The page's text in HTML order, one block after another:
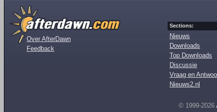
Over AfterDawn
Feedback
Sections:
Nieuws
Downloads
Top Downloads
Discussie
Vraag en
Nieuws2.nl
© 1999-2026